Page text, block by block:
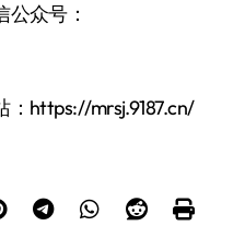
众号：
https://mrsj.9187.cn/